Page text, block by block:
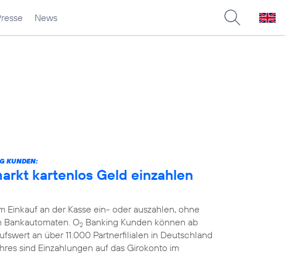
News
KUNDEN:
kartenlos Geld einzahlen
an der Kasse ein- oder auszahlen, ohne
Bankautomaten. O2 Banking Kunden können ab
an über 11.000 Partnerfilialen in Deutschland
sind Einzahlungen auf das Girokonto im